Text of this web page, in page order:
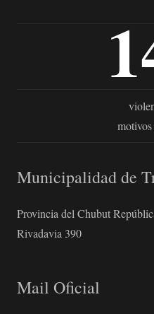
Municipalidad de
Provincia del Chubut
Rivadavia 390
Mail Oficial